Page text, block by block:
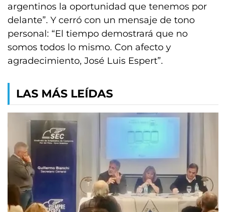
argentinos la oportunidad que tenemos por
delante”. Y cerró con un mensaje de tono
personal: “El tiempo demostrará que no
somos todos lo mismo. Con afecto y
agradecimiento, José Luis Espert”.
LAS MÁS LEÍDAS